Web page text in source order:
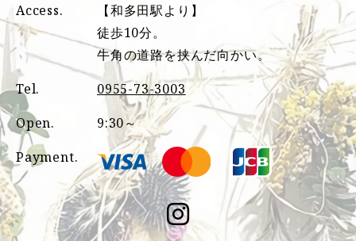
Access.
【和多田駅より】
徒歩10分。
牛角の道路を挟んだ向かい。
Tel.
0955-73-3003
Open.
9:30～
Payment.